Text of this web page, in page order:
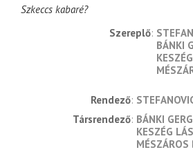
Szkeccs kabaré?
Szereplő
BÁNKI
rendező
társrendező BÁNKI
KESZÉG
MÉSZÁROS